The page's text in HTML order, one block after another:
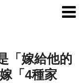
「嫁給他的
「4種家